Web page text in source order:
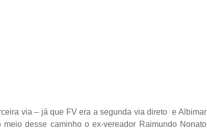
via – já que FV era a segunda via direto e Albimar
meio desse caminho o ex-vereador Raimundo Nonato